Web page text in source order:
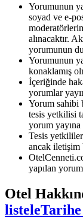
Yorumunun
soyad ve e-
alınacaktır.
yorumunun
Yorumunun
konaklamış
İçeriğinde
yorumlar
Yorum sahibi
tesis yetkilisi
yorum yayına
Tesis
ancak iletişim
yapılan
Otel
listele